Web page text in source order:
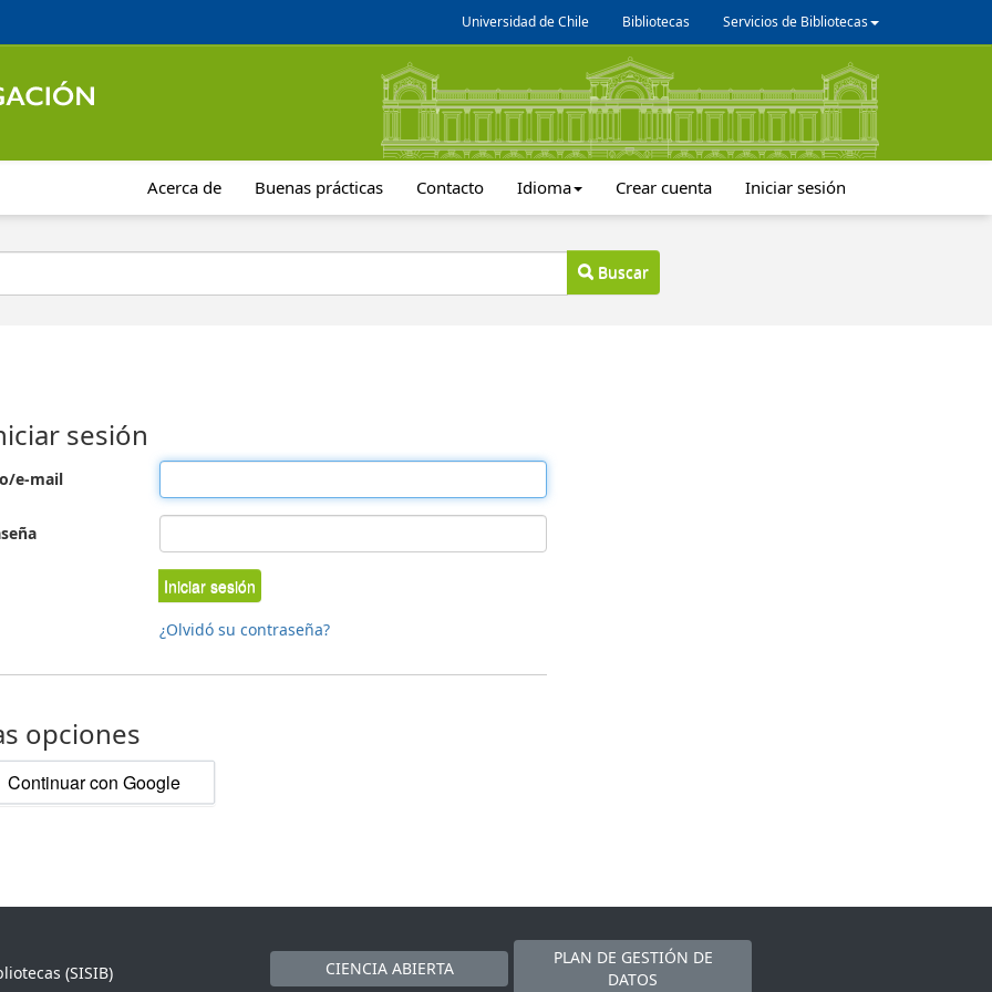
Universidad de Chile Bibliotecas Servicios de Bibliotecas
Acerca de Buenas prácticas Contacto Idioma Crear cuenta Iniciar sesión
Buscar
sesión
e-mail
Iniciar sesión
¿Olvidó su contraseña?
opciones
Continuar con Google
(SISIB)
CIENCIA ABIERTA
PLAN DE GESTIÓN DE
DATOS